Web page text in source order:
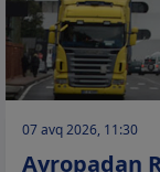
07 avq 2026, 11:30
Avropadan